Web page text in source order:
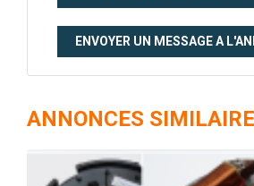
ENVOYER UN MESSAGE A
ANNONCES